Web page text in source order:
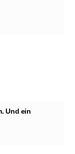
Und ein